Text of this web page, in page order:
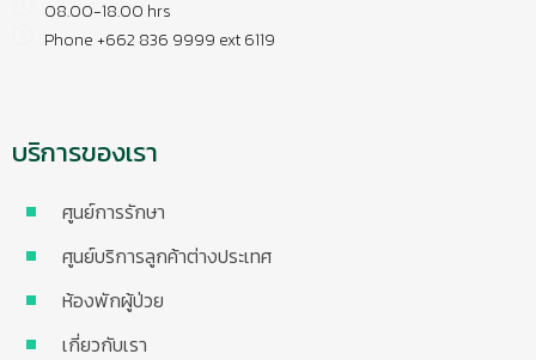
08.00-18.00 hrs
Phone +662 836 9999 ext 6119
บริการของเรา
ศูนย์การรักษา
ศูนย์บริการลูกค้าต่างประเทศ
ห้องพักผู้ป่วย
เกี่ยวกับเรา